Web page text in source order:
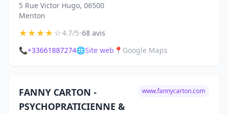
5 Rue Victor Hugo, 06500
Menton
★★★★☆4.7/5•68 avis
📞+33661887274🌐Site web 📍 Google Maps
FANNY CARTON -
PSYCHOPRATICIENNE &
www.fannycarton.com